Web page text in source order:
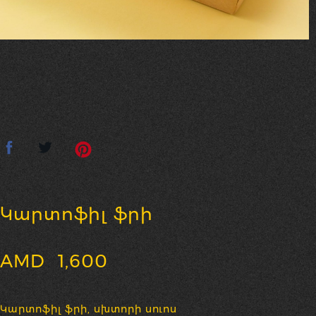
Կարտոֆիլ ֆրի
AMD 1,600
Կարտոֆիլ ֆրի, սխտորի սուոս